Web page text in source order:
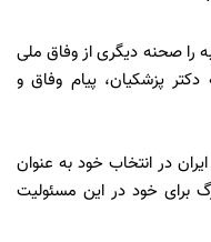
را صحنه دیگری از وفاق ملی
پزشکیان، پیام وفاق و
در انتخاب خود به عنوان
برای خود در این مسئولیت